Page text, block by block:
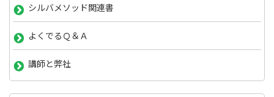
シルバメソッド関連書
よくでるＱ＆Ａ
講師と弊社